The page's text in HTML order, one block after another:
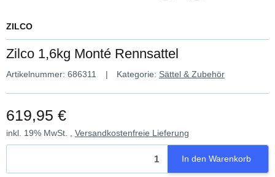
ZILCO
Zilco 1,6kg Monté Rennsattel
Artikelnummer: 686311 Kategorie: Sättel & Zubehör
619,95 €
inkl. 19% MwSt. , Versandkostenfreie Lieferung
In den Warenkorb